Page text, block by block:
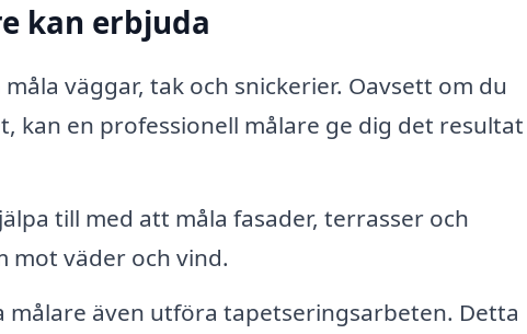
kan erbjuda
väggar, tak och snickerier. Oavsett om du
kan en professionell målare ge dig det resultat
till med att måla fasader, terrasser och
mot väder och vind.
målare även utföra tapetseringsarbeten. Detta